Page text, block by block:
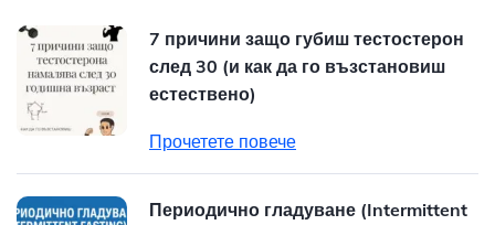
7 причини защо губиш тестостерон
след 30 (и как да го възстановиш
естествено)
Прочетете повече
Периодично гладуване (Intermittent